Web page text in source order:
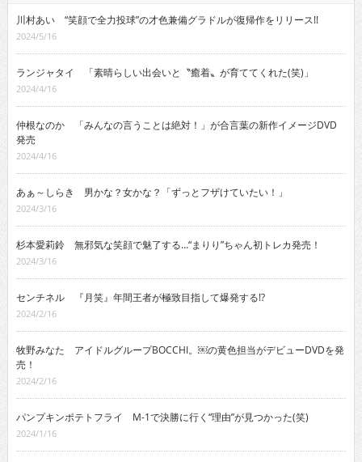
川村あい “笑顔で全力投球”の才色兼備グラドルが復帰作をリリース!!
2024/5/16
ランジャタイ 「素晴らしい出会いと〝癒着〟が育ててくれた(笑)」
2024/4/16
仲根なのか 「みんなの言うことは絶対！」が合言葉の新作イメージDVD
発売
2024/4/16
あぁ～しらき 男かな？女かな？「ずっとフザけていたい！」
2024/3/16
杉本愛莉鈴 無邪気な笑顔で魅了する…“まりり”ちゃん初トレカ発売！
2024/3/16
センチネル 『月笑』年間王者が極致目指して爆発する!?
2024/2/16
牧野みなた アイドルグループBOCCHI。￼の黄色担当がデビューDVDを発
売！
2024/2/16
パンプキンポテトフライ M-1で決勝に行く“理由”が見つかった(笑)
2024/1/16